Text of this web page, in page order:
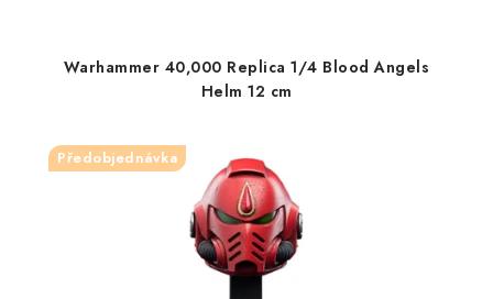
Warhammer 40,000 Replica 1/4 Blood Angels
Helm 12 cm
Předobjednávka